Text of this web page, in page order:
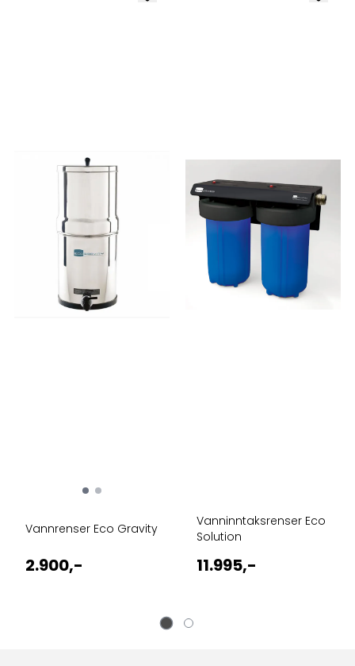
Vannrenser Eco Gravity
2.900,-
Vanninntaksrenser Eco
Solution
11.995,-